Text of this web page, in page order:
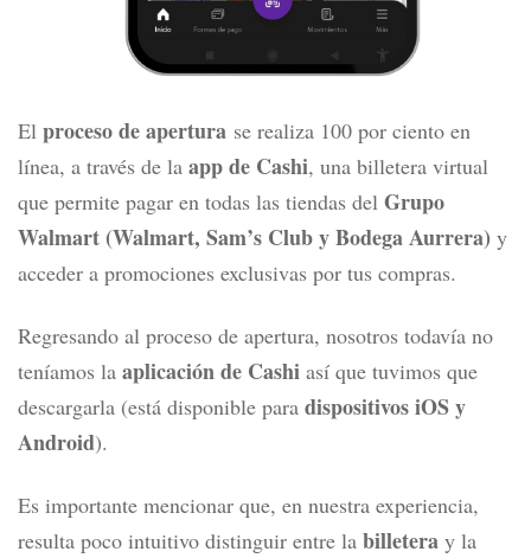
El proceso de apertura se realiza 100 por ciento en
línea, a través de la app de Cashi, una billetera virtual
que permite pagar en todas las tiendas del Grupo
Walmart (Walmart, Sam’s Club y Bodega Aurrera) y
acceder a promociones exclusivas por tus compras.
Regresando al proceso de apertura, nosotros todavía no
teníamos la aplicación de Cashi así que tuvimos que
descargarla (está disponible para dispositivos iOS y
Android).
Es importante mencionar que, en nuestra experiencia,
resulta poco intuitivo distinguir entre la billetera y la